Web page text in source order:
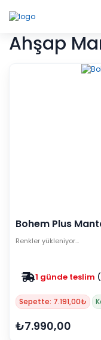
Ahşap
Bohem Plus
Renkler yükleniyor…
1 günde teslim
Sepette: 7.191,00₺
₺7.990,00